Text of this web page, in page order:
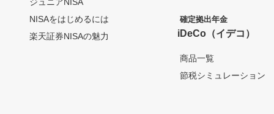
ジュニアNISA
NISAをはじめるには
楽天証券NISAの魅力
確定拠出年金
iDeCo（イデコ）
商品一覧
節税シミュレーション